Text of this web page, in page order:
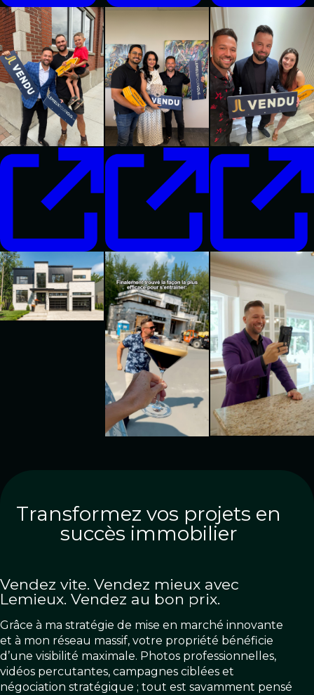
Transformez vos projets en
succès immobilier
Vendez vite. Vendez mieux avec
Lemieux. Vendez au bon prix.
Grâce à ma stratégie de mise en marché innovante
et à mon réseau massif, votre propriété bénéficie
d’une visibilité maximale. Photos professionnelles,
vidéos percutantes, campagnes ciblées et
négociation stratégique ; tout est savamment pensé